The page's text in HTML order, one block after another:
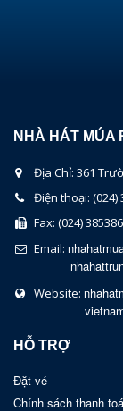
NHÀ HÁT MÚA
Địa Chỉ: 361
Điện thoại: (024)
Fax: (024)
Email:
Website:
HỖ TRỢ
Đặt vé
Chính sách thanh